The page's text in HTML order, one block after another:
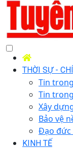
THỜI SỰ -
Tin
Tin
Xây
Bảo vệ
Đạo đức
KINH TẾ